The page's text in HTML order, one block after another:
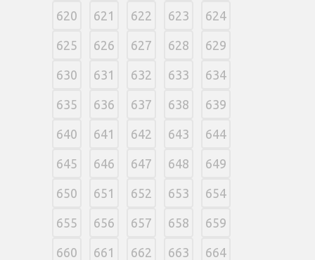
620 621 622 623 624
625 626 627 628 629
630 631 632 633 634
635 636 637 638 639
640 641 642 643 644
645 646 647 648 649
650 651 652 653 654
655 656 657 658 659
660 661 662 663 664